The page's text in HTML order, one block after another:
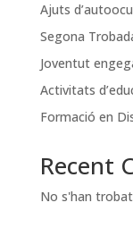
Ajuts
Segona
Joventut
Activitats
Formació en
Recent
No s'han